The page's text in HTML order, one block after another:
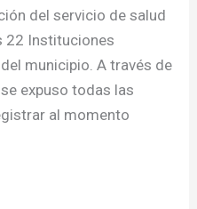
del servicio de salud
22 Instituciones
municipio. A través de
expuso todas las
al momento